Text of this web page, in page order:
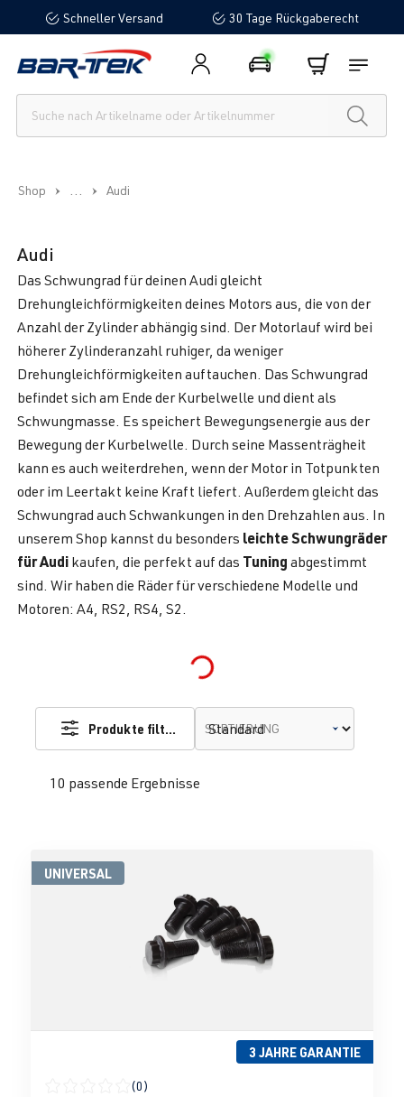
springenSchneller Versand 30 Tage Rückgaberecht
Shop ... Audi
Audi
Das Schwungrad für deinen Audi gleicht
Drehungleichförmigkeiten deines Motors aus, die von der
Anzahl der Zylinder abhängig sind. Der Motorlauf wird bei
höherer Zylinderanzahl ruhiger, da weniger
Drehungleichförmigkeiten auftauchen. Das Schwungrad
befindet sich am Ende der Kurbelwelle und dient als
Schwungmasse. Es speichert Bewegungsenergie aus der
Bewegung der Kurbelwelle. Durch seine Massenträgheit
kann es auch weiterdrehen, wenn der Motor in Totpunkten
oder im Leertakt keine Kraft liefert. Außerdem gleicht das
Schwungrad auch Schwankungen in den Drehzahlen aus. In
unserem Shop kannst du besonders leichte Schwungräder
für Audi kaufen, die perfekt auf das Tuning abgestimmt
sind. Wir haben die Räder für verschiedene Modelle und
Motoren: A4, RS2, RS4, S2.
Loading...
10 passende Ergebnisse
Produkte filtern SORTIERUNG
UNIVERSAL
3 JAHRE GARANTIE
(0)